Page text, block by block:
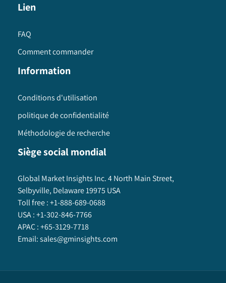
Lien
FAQ
Comment commander
Information
Conditions d'utilisation
politique de confidentialité
Méthodologie de recherche
Siège social mondial
Global Market Insights Inc. 4 North Main Street,
Selbyville, Delaware 19975 USA
Toll free :+1-888-689-0688
USA :+1-302-846-7766
APAC :+65-3129-7718
Email:sales@gminsights.com